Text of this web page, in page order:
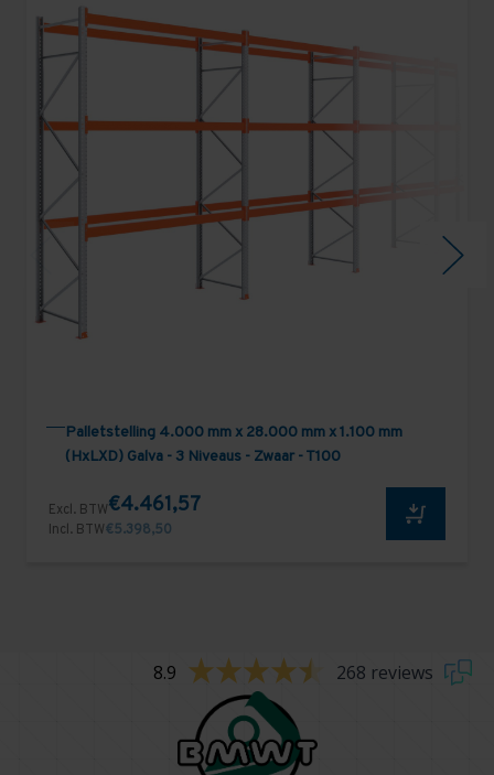
Palletstelling 4.000 mm x 28.000 mm x 1.100 mm
(HxLXD) Galva - 3 Niveaus - Zwaar - T100
Excl. BTW€4.461,57
Incl. BTW€5.398,50
8.9 268 reviews